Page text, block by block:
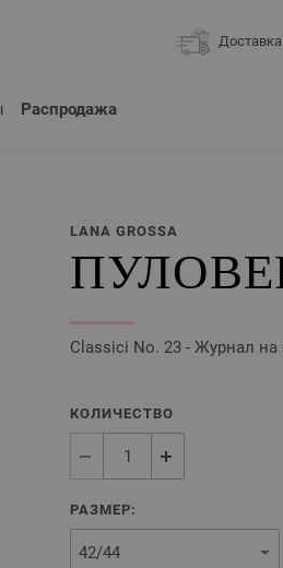
Распродажа
LANA GROSSA
Classici No. 23 - Журнал
КОЛИЧЕСТВО
РАЗМЕР: